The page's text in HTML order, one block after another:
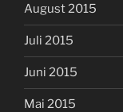
August 2015
Juli 2015
Juni 2015
Mai 2015